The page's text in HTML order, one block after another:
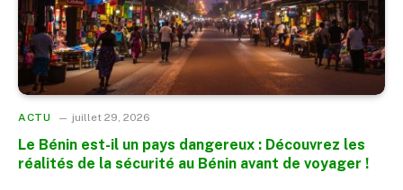
ACTU juillet 29, 2026
Le Bénin est-il un pays dangereux : Découvrez les
réalités de la sécurité au Bénin avant de voyager !